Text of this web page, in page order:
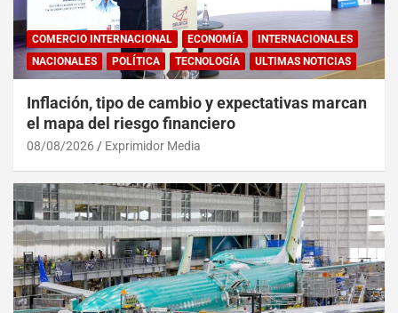
COMERCIO INTERNACIONAL ECONOMÍA
INTERNACIONALES
NACIONALES
POLÍTICA TECNOLOGÍA ULTIMAS NOTICIAS
Inflación, tipo de cambio y expectativas marcan
el mapa del riesgo financiero
08/08/2026 Exprimidor Media